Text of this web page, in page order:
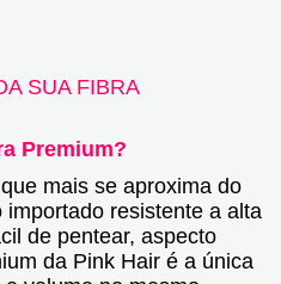
SUA FIBRA
Premium?
mais se aproxima do
resistente a alta
de pentear, aspecto
da Pink Hair é a única